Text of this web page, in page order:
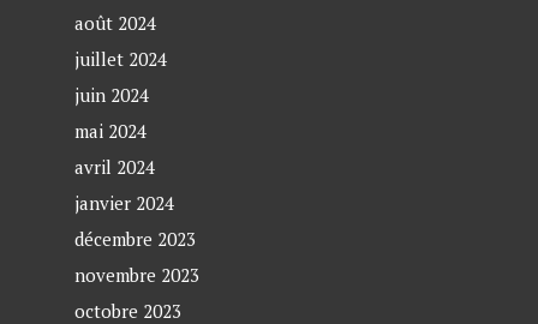
août 2024
juillet 2024
juin 2024
mai 2024
avril 2024
janvier 2024
décembre 2023
novembre 2023
octobre 2023